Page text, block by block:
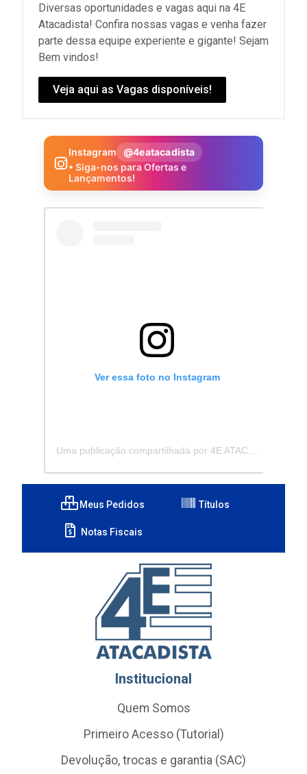
Diversas oportunidades e vagas aqui na 4E
Atacadista! Confira nossas vagas e venha fazer
parte dessa equipe experiente e gigante! Sejam
Bem vindos!
Veja aqui as Vagas disponíveis!
Instagram
@4eatacadista
• Siga-nos para Ofertas e
Lançamentos!
Ver essa foto no Instagram
Meus Pedidos Títulos
Notas Fiscais
Institucional
Quem Somos
Primeiro Acesso (Tutorial)
Devolução, trocas e garantia (SAC)